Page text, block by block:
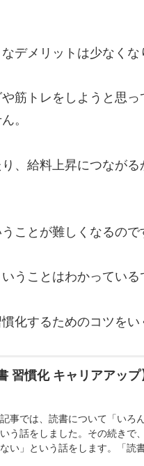
デメリットは少なくな
筋トレをしようと思
。
、給料上昇につなが
ことが難しくなるので
うことはわかっている
化するためのコツをい
習慣化 キャリアアッ
事では、読書について「いろ
う話をしました。その続きで
い」という話をします。「読